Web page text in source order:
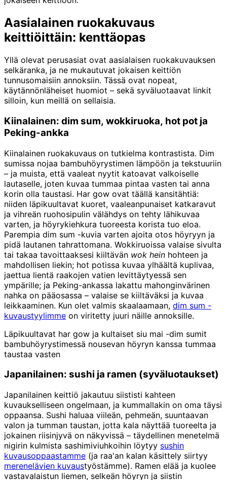
Aasialainen ruokakuvaus
keittiöittäin: kenttäopas
Yllä olevat perusasiat ovat aasialaisen ruokakuvauksen
selkäranka, ja ne mukautuvat jokaisen keittiön
tunnusomaisiin annoksiin. Tässä ovat nopeat,
käytännönläheiset huomiot – sekä syväluotaavat linkit
silloin, kun meillä on sellaisia.
Kiinalainen: dim sum, wokkiruoka, hot pot ja
Peking-ankka
Kiinalainen ruokakuvaus on tutkielma kontrastista. Dim
sumissa nojaa bambuhöyrystimen lämpöön ja tekstuuriin
– ja muista, että vaaleat nyytit katoavat valkoiselle
lautaselle, joten kuvaa tummaa pintaa vasten tai anna
korin olla taustasi. Har gow ovat täällä kansitähtiä:
niiden läpikuultavat kuoret, vaaleanpunaiset katkaravut
ja vihreän ruohosipulin välähdys on tehty lähikuvaa
varten, ja höyrykiehkura tuoreesta korista tuo eloa.
Parempia dim sum -kuvia varten ajoita otos höyryyn ja
pidä lautanen tahrattomana. Wokkiruoissa valaise sivulta
tai takaa tavoittaaksesi kiiltävän wok hein hohteen ja
mahdollisen liekin; hot potissa kuvaa ylhäältä kuplivaa,
jaettua lientä raakojen vatien levittäytyessä sen
ympärille; ja Peking-ankassa lakattu mahonginvärinen
nahka on pääosassa – valaise se kiiltäväksi ja kuvaa
leikkaaminen. Kun olet valmis skaalaamaan, dim sum -
kuvaustyylimme on viritetty juuri näille annoksille.
Läpikuultavat har gow ja kultaiset siu mai -dim sumit
bambuhöyrystimessä nousevan höyryn kanssa tummaa
taustaa vasten
Japanilainen: sushi ja ramen (syväluotaukset)
Japanilainen keittiö jakautuu siististi kahteen
kuvaukselliseen ongelmaan, ja kummallakin on oma täysi
oppaansa. Sushi haluaa viileän, pehmeän, suuntaavan
valon ja tumman taustan, jotta kala näyttää tuoreelta ja
jokainen riisinjyvä on näkyvissä – täydellinen menetelmä
nigirin kulmista sashimiviuhkoihin löytyy sushin
kuvausoppaastamme (ja raa'an kalan käsittely siirtyy
merenelävien kuvaustyöstämme). Ramen elää ja kuolee
vastavalaistun liemen, selkeän höyryn ja siistin